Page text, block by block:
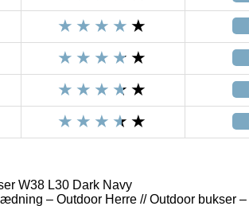
W38 L30 Dark Navy
– Outdoor Herre // Outdoor bukser –